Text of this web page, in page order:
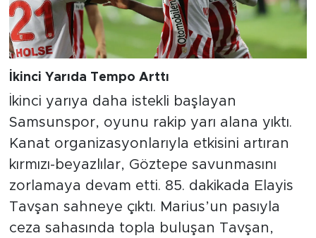
İkinci Yarıda Tempo Arttı
İkinci yarıya daha istekli başlayan
Samsunspor, oyunu rakip yarı alana yıktı.
Kanat organizasyonlarıyla etkisini artıran
kırmızı-beyazlılar, Göztepe savunmasını
zorlamaya devam etti. 85. dakikada Elayis
Tavşan sahneye çıktı. Marius’un pasıyla
ceza sahasında topla buluşan Tavşan,